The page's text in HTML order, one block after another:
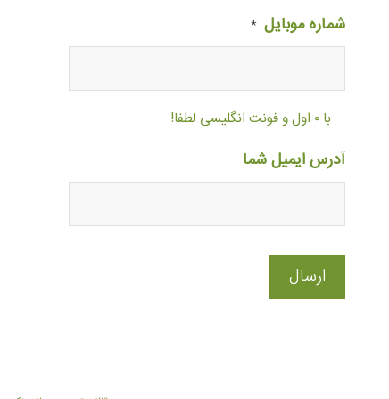
شماره موبایل *
با ۰ اول و فونت انگلیسی لطفا!
آدرس ایمیل شما